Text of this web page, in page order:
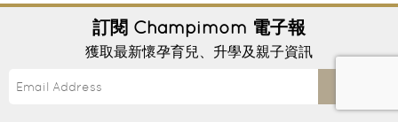
更推出全新多用途烤薯機，可進行烤、焗和煎
的料理，還有從丹麥搜羅具玩味性的遙控除塵
訂閱 Champimom 電子報
獲取最新懷孕育兒、升學及親子資訊